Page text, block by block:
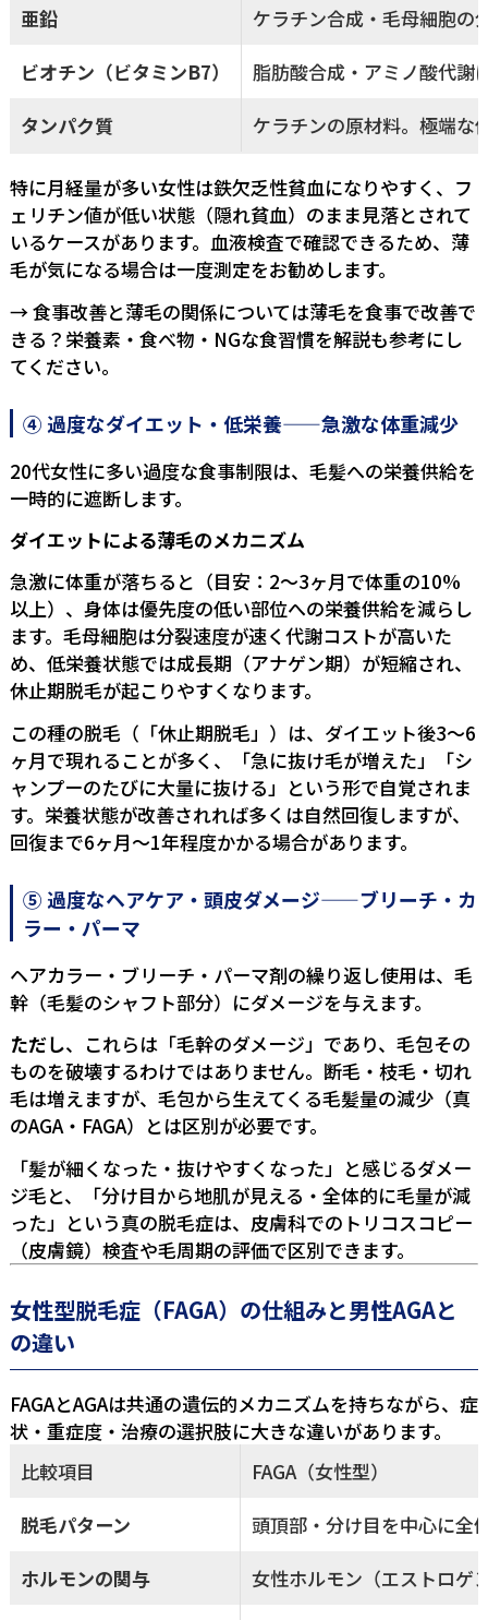
亜鉛
ケラチン合成・毛母細胞の
ビオチン（ビタミンB7）
脂肪酸合成・アミノ酸代謝
タンパク質
ケラチンの原材料。極端な
特に月経量が多い女性は鉄欠乏性貧血になりやすく、フ
ェリチン値が低い状態（隠れ貧血）のまま見落とされて
いるケースがあります。血液検査で確認できるため、薄
毛が気になる場合は一度測定をお勧めします。
→ 食事改善と薄毛の関係については薄毛を食事で改善で
きる？栄養素・食べ物・NGな食習慣を解説も参考にし
てください。
④ 過度なダイエット・低栄養——急激な体重減少
20代女性に多い過度な食事制限は、毛髪への栄養供給を
一時的に遮断します。
ダイエットによる薄毛のメカニズム
急激に体重が落ちると（目安：2〜3ヶ月で体重の10%
以上）、身体は優先度の低い部位への栄養供給を減らし
ます。毛母細胞は分裂速度が速く代謝コストが高いた
め、低栄養状態では成長期（アナゲン期）が短縮され、
休止期脱毛が起こりやすくなります。
この種の脱毛（「休止期脱毛」）は、ダイエット後3〜6
ヶ月で現れることが多く、「急に抜け毛が増えた」「シ
ャンプーのたびに大量に抜ける」という形で自覚されま
す。栄養状態が改善されれば多くは自然回復しますが、
回復まで6ヶ月〜1年程度かかる場合があります。
⑤ 過度なヘアケア・頭皮ダメージ——ブリーチ・カ
ラー・パーマ
ヘアカラー・ブリーチ・パーマ剤の繰り返し使用は、毛
幹（毛髪のシャフト部分）にダメージを与えます。
ただし、これらは「毛幹のダメージ」であり、毛包その
ものを破壊するわけではありません。断毛・枝毛・切れ
毛は増えますが、毛包から生えてくる毛髪量の減少（真
のAGA・FAGA）とは区別が必要です。
「髪が細くなった・抜けやすくなった」と感じるダメー
ジ毛と、「分け目から地肌が見える・全体的に毛量が減
った」という真の脱毛症は、皮膚科でのトリコスコピー
（皮膚鏡）検査や毛周期の評価で区別できます。
女性型脱毛症（FAGA）の仕組みと男性AGAと
の違い
FAGAとAGAは共通の遺伝的メカニズムを持ちながら、症
状・重症度・治療の選択肢に大きな違いがあります。
比較項目
FAGA（女性型）
脱毛パターン
頭頂部・分け目を中心に全
ホルモンの関与
女性ホルモン（エストロゲ